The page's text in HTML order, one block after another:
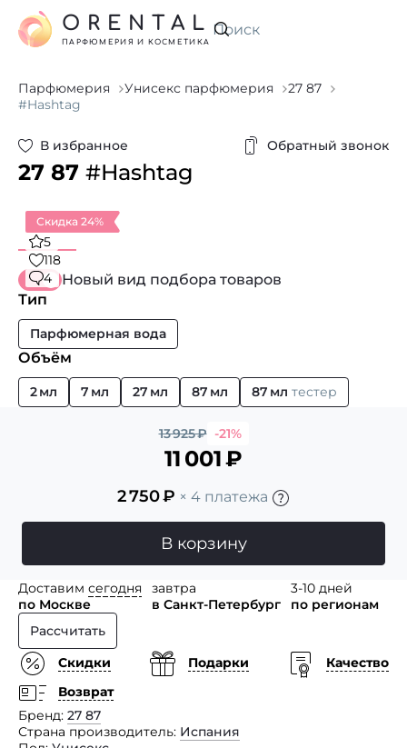
Искать
ORENTAL
ПАРФЮМЕРИЯ И КОСМЕТИКА
Парфюмерия Унисекс парфюмерия
27 87
#Hashtag
В избранное Обратный звонок
27 87 #Hashtag
Скидка 24%
5
118
4
Новый вид подбора товаров
Тип
Парфюмерная вода
Объём
2 мл 7 мл 27 мл 87 мл 87 мл тестер
13 925₽ -21%
11 001₽
2 750₽ × 4 платежа
В корзину
Доставим сегодня
по Москве
завтра
в Санкт-Петербург
3-10 дней
по регионам
Рассчитать
Скидки
Подарки
Качество
Возврат
Бренд 27 87
Страна производитель Испания